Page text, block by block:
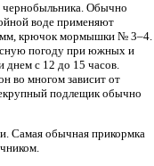
чернобыльника. Обычно
воде применяют
мм, крючок мормышки № 3–4.
погоду при южных и
днем с 12 до 15 часов.
во многом зависит от
подлещик обычно
Самая обычная прикормка